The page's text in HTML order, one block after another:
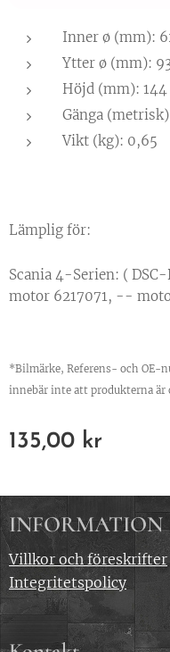
Inner ø (mm):
Ytter ø (mm):
Höjd (mm): 144
Gänga
Vikt (kg): 0,65
Lämplig för:
Scania 4-Serien: ( DSC-
motor 6217071, --
*Bilmärke, Referens- och OE-
innebär inte att produkterna är
135,00 kr
INFORMATION
Villkor och föreskrifter
Integritetspolicy